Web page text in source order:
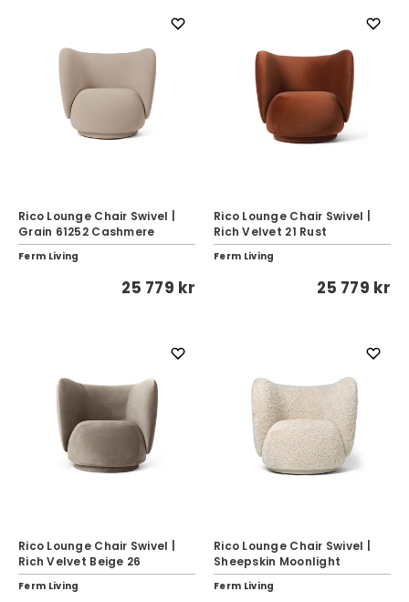
Rico Lounge Chair Swivel |
Grain 61252 Cashmere
Ferm Living
25 779 kr
Rico Lounge Chair Swivel |
Rich Velvet 21 Rust
Ferm Living
25 779 kr
Rico Lounge Chair Swivel |
Rich Velvet Beige 26
Ferm Living
Rico Lounge Chair Swivel |
Sheepskin Moonlight
Ferm Living